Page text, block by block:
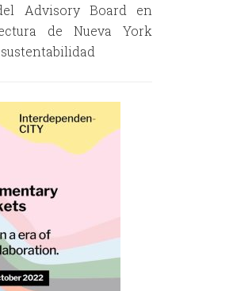
Advisory Board en
de Nueva York